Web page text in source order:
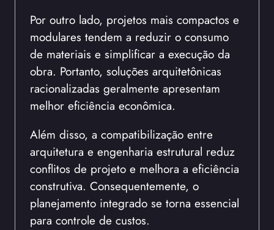
Por outro lado, projetos mais compactos e
modulares tendem a reduzir o consumo
de materiais e simplificar a execução da
obra. Portanto, soluções arquitetônicas
racionalizadas geralmente apresentam
melhor eficiência econômica.
Além disso, a compatibilização entre
arquitetura e engenharia estrutural reduz
conflitos de projeto e melhora a eficiência
construtiva. Consequentemente, o
planejamento integrado se torna essencial
para controle de custos.